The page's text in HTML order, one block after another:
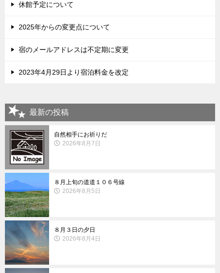
休館予定について
2025年からの変更点について
宿のメールアドレスは不定期に変更
2023年4月29日より宿泊料金を改定
最新の投稿
自然相手にお祈りだ
2026年8月7日
８月上旬の道道１０６号線
2026年8月5日
８月３日の夕日
2026年8月4日